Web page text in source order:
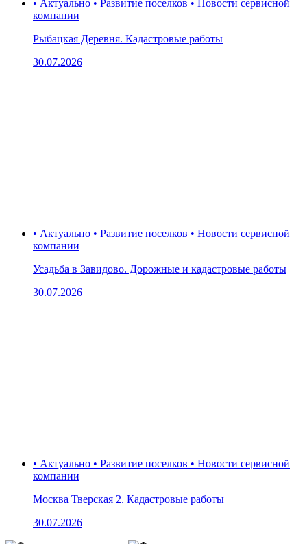
• Актуально • Развитие поселков • Новости сервисной
компании
Рыбацкая Деревня. Кадастровые работы
30.07.2026
• Актуально • Развитие поселков • Новости сервисной
компании
Усадьба в Завидово. Дорожные и кадастровые работы
30.07.2026
• Актуально • Развитие поселков • Новости сервисной
компании
Москва Тверская 2. Кадастровые работы
30.07.2026